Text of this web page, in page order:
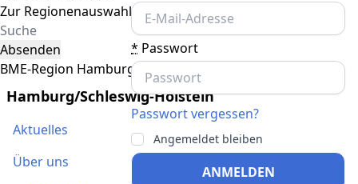
* Passwort
Passwort vergessen?
Angemeldet bleiben
ANMELDEN
Zur Regionenauswahl
Absenden
BME-Region Hamburg/Schleswig-Holstein
Hamburg/Schleswig-Holstein
Aktuelles
Über uns